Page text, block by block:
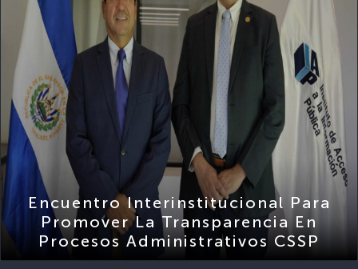
Encuentro Interinstitucional Para
Promover La Transparencia En
Procesos Administrativos CSSP